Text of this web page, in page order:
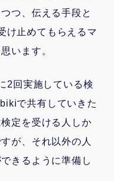
つ、伝える手段と
け止めてもらえるマ
います。
2回実施している検
で共有していきた
定を受ける人しか
が、それ以外の人
きるように準備し